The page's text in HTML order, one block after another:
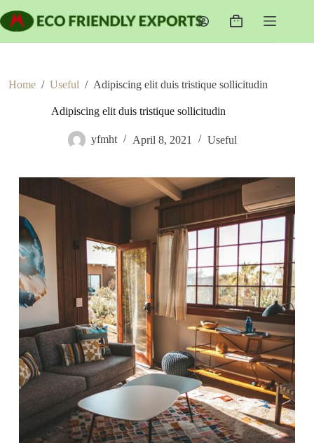
to
content
Shopping
Home / Useful / Adipiscing elit duis tristique sollicitudin
Adipiscing elit duis tristique sollicitudin
yfmht April 8, 2021 Useful